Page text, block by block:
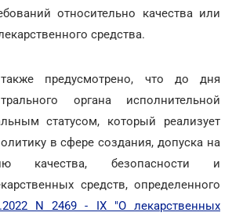
относительно качества или
средства.
предусмотрено, что до дня
органа исполнительной
статусом, который реализует
в сфере создания, допуска на
качества, безопасности и
средств, определенного
N 2469 - IX "О лекарственных